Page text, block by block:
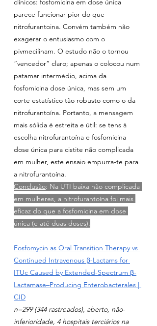
parece funcionar pior do que
nitrofurantoina. Convém também não
exagerar o entusiasmo com o
pivmecilinam. O estudo não o tornou
“vencedor” claro; apenas o colocou num
patamar intermédio, acima da
fosfomicina dose única, mas sem um
corte estatístico tão robusto como o da
nitrofurantoína. Portanto, a mensagem
mais sólida é estreita e útil: se tens à
escolha nitrofurantoína e fosfomicina
dose única para cistite não complicada
em mulher, este ensaio empurra-te para
a nitrofurantoína.
Conclusão: Na UTI baixa não complicada
em mulheres, a nitrofurantoína foi mais
eficaz do que a fosfomicina em dose
única (e até duas doses).
Fosfomycin as Oral Transition Therapy vs
Continued Intravenous β-Lactams for
ITUc Caused by Extended-Spectrum β-
Lactamase–Producing Enterobacterales |
CID
n=299 (344 rastreados), aberto, não-
inferioridade, 4 hospitais terciários na